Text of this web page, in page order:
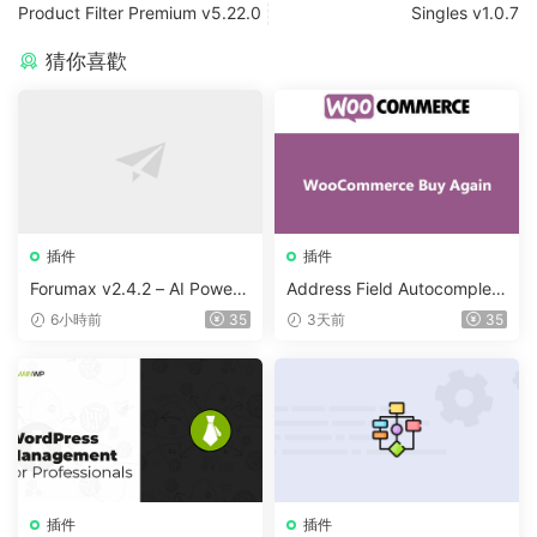
Product Filter Premium v5.22.0
Singles v1.0.7
猜你喜歡
插件
Forumax v2.4.2 – AI Powere
d Advanced Community For
6小時前 35
插件
Address Field Autocomplete
For WooCommerce v1.3.2
3天前 35
插件 插件